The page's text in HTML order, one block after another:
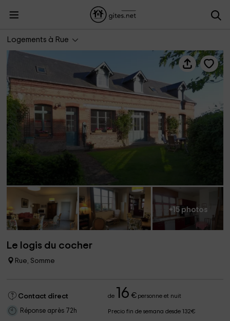
Logements à Rue
+15 photos
Le logis du cocher
Rue, Somme
Contact direct de 16 €personne et nuit
Réponse après 72h Precio fin de semana desde 132€